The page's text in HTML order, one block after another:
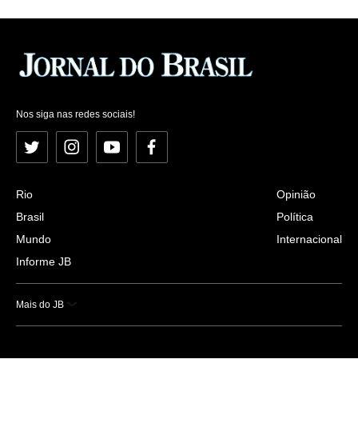
Nos siga nas redes sociais!
Twitter InstagramYouTubeFacebook
Rio
Brasil
Mundo
Informe JB
Opinião
Política
Internacional
Mais do JB
Esportes